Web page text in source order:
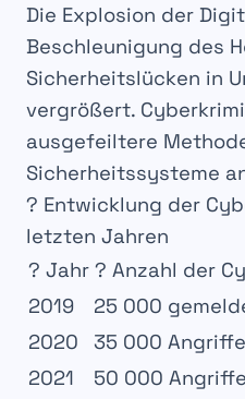
Die Explosion der
Beschleunigung des
Sicherheitslücken in
vergrößert.
ausgefeiltere
Sicherheitssysteme
? Entwicklung der
letzten Jahren
? Jahr ? Anzahl der
2019
25 000
2020
35 000
2021
50 000